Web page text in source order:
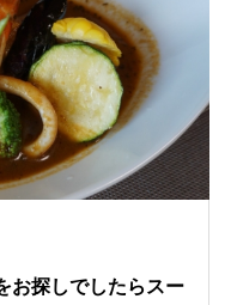
お探しでしたらスー